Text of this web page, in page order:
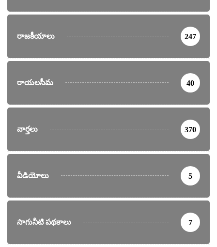
రాజకీయాలు 247
రాయలసీమ 40
వార్తలు 370
వీడియోలు 5
సాగునీటి పథకాలు 7